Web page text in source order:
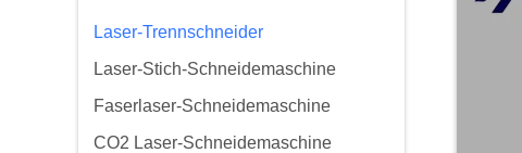
Laser-Trennschneider
Laser-Stich-Schneidemaschine
Faserlaser-Schneidemaschine
CO2 Laser-Schneidemaschine